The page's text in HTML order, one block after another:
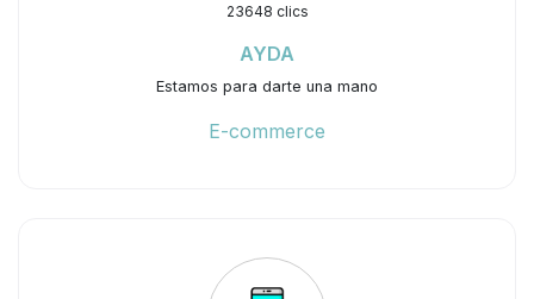
23648 clics
AYDA
Estamos para darte una mano
E-commerce